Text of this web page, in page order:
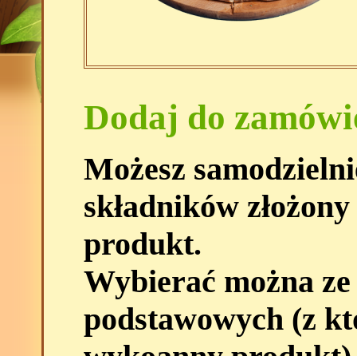
Dodaj do
Możesz
składników
produkt.
Wybierać można
podstawowych (z